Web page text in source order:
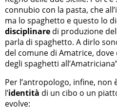
connubio con la pasta, che
ma lo spaghetto e questo lo
disciplinare di produzione
parla di spaghetto. A dirlo
del comune di Amatrice, dove
degli spaghetti
Per l’antropologo, infine, non
l’identità di un cibo o un
evolve: